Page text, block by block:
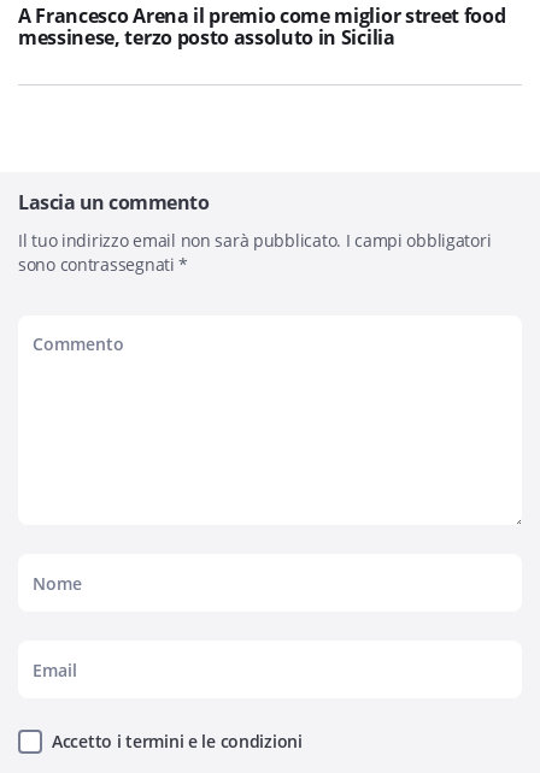
A Francesco Arena il premio come miglior street food
messinese, terzo posto assoluto in Sicilia
Lascia un commento
Il tuo indirizzo email non sarà pubblicato. I campi obbligatori
sono contrassegnati*
Accetto i termini e le condizioni